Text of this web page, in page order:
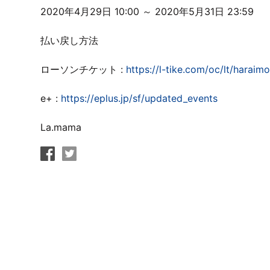
2020年4月29日 10:00 ～ 2020年5月31日 23:59
払い戻し方法
ローソンチケット : https://l-tike.com/oc/lt/
e+ : https://eplus.jp/sf/updated_events
La.mama